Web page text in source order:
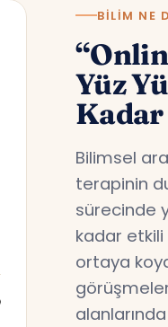
BILIM NE
Yüz
Bilimsel
terapinin
sürecinde
kadar
ortaya